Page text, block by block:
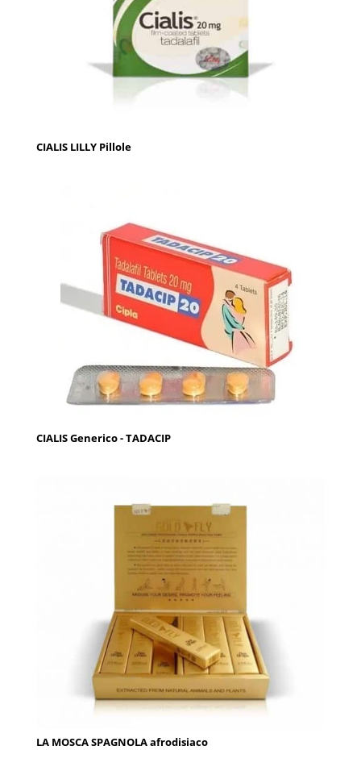
CIALIS LILLY Pillole
CIALIS Generico - TADACIP
LA MOSCA SPAGNOLA afrodisiaco